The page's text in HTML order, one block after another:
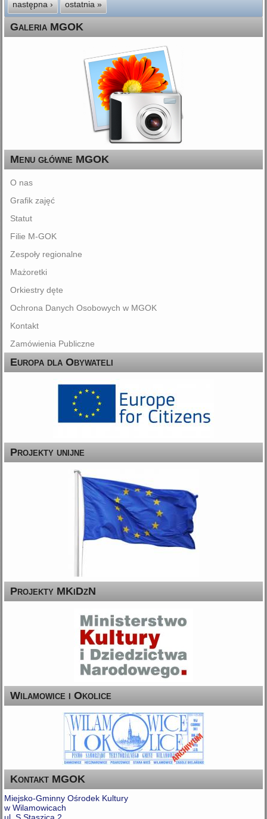
następna ›
ostatnia »
Galeria MGOK
Menu główne MGOK
O nas
Grafik zajęć
Statut
Filie M-GOK
Zespoły regionalne
Mażoretki
Orkiestry dęte
Ochrona Danych Osobowych w MGOK
Kontakt
Zamówienia Publiczne
Europa dla Obywateli
Projekty unijne
Projekty MKiDzN
Wilamowice i Okolice
Kontakt MGOK
Miejsko-Gminny Ośrodek Kultury
w Wilamowicach
ul. S.Staszica 2